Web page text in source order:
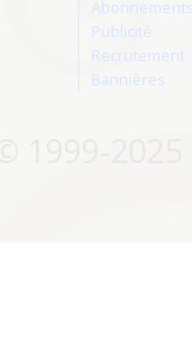
Publicité
Recrutement
Bannières